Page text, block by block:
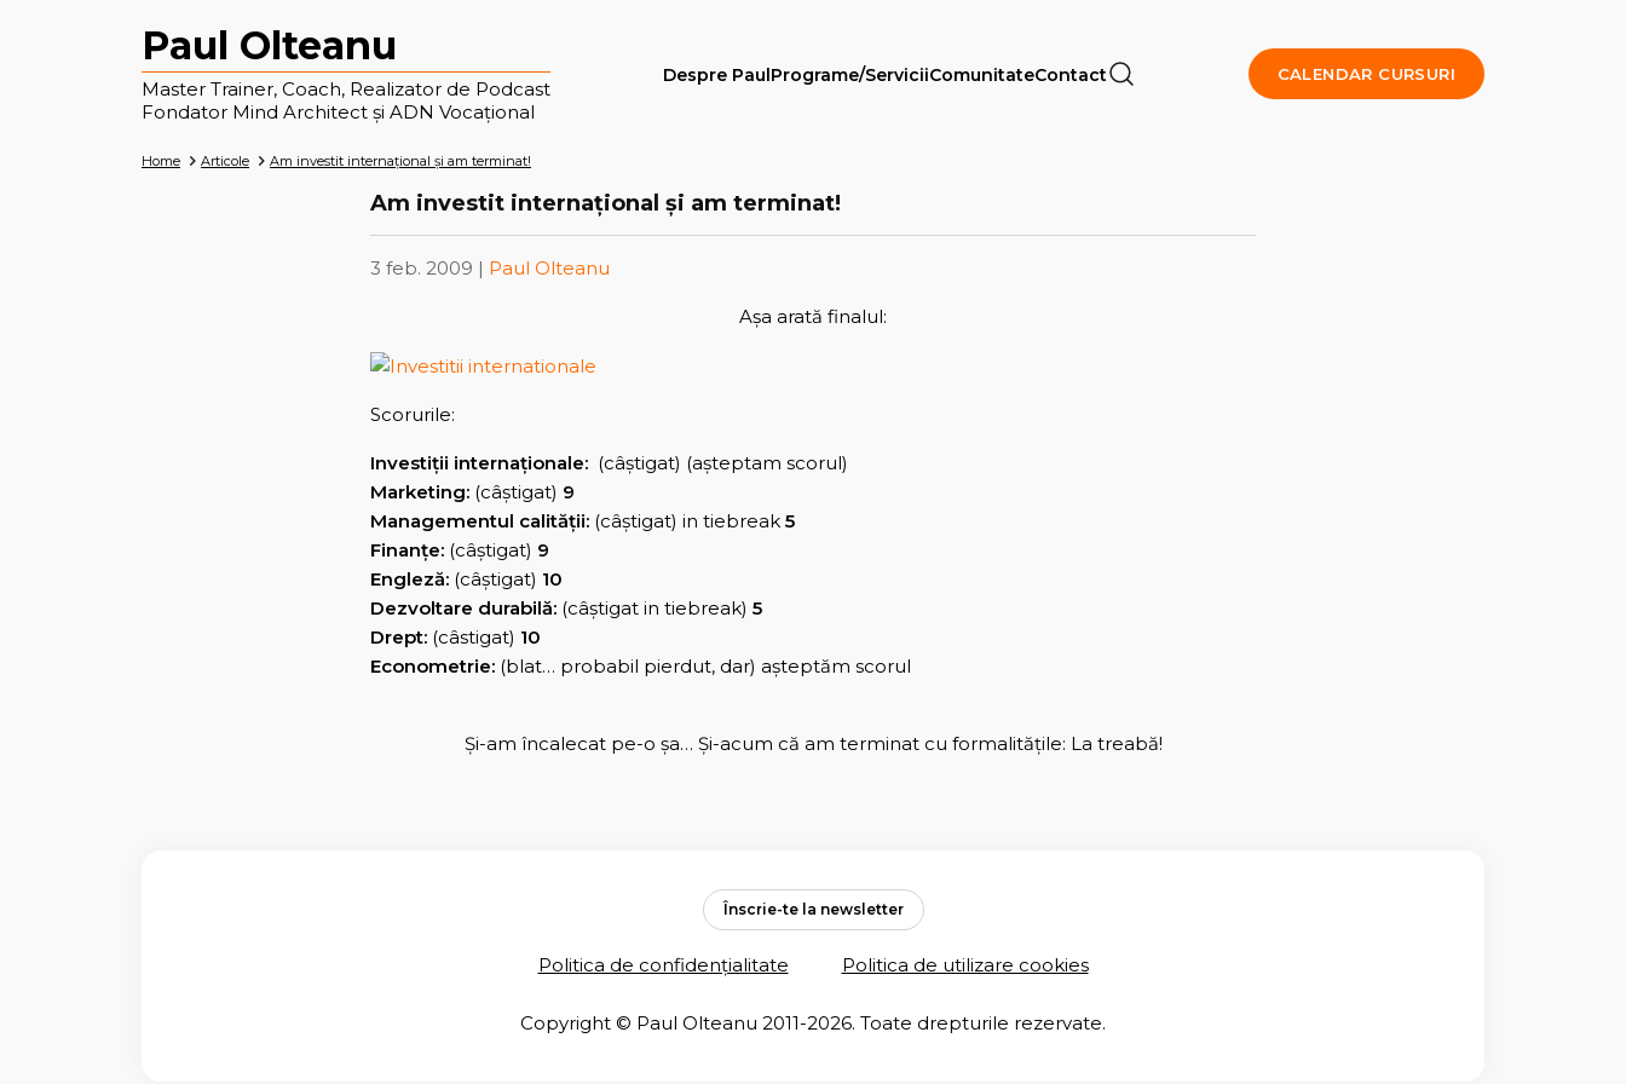
Paul Olteanu
Master Trainer, Coach, Realizator de Podcast
Fondator Mind Architect și ADN Vocațional
Despre PaulPrograme/ServiciiComunitateContact CALENDAR CURSURI
Home Articole Am investit internaţional şi am terminat!
Am investit internaţional şi am terminat!
3 feb. 2009 | Paul Olteanu
Aşa arată finalul:
Scorurile:
Investiţii internaţionale: (câştigat) (aşteptam scorul)
Marketing: (câştigat) 9
Managementul calităţii: (câştigat) in tiebreak 5
Finanţe: (câştigat) 9
Engleză: (câştigat) 10
Dezvoltare durabilă: (câştigat in tiebreak) 5
Drept: (câstigat) 10
Econometrie: (blat… probabil pierdut, dar) aşteptăm scorul
Şi-am încalecat pe-o şa… Şi-acum că am terminat cu formalităţile: La treabă!
Înscrie-te la newsletter
Politica de confidențialitate Politica de utilizare cookies
Copyright © Paul Olteanu 2011-2026. Toate drepturile rezervate.